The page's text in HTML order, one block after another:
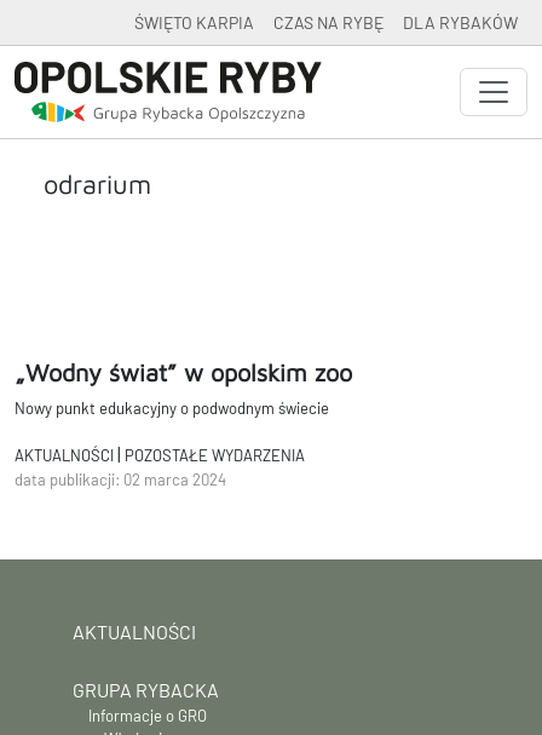
ŚWIĘTO KARPIA CZAS NA RYBĘ DLA RYBAKÓW
odrarium
„Wodny świat” w opolskim zoo
Nowy punkt edukacyjny o podwodnym świecie
AKTUALNOŚCI| POZOSTAŁE WYDARZENIA
data publikacji: 02 marca 2024
AKTUALNOŚCI
GRUPA RYBACKA
Informacje o GRO